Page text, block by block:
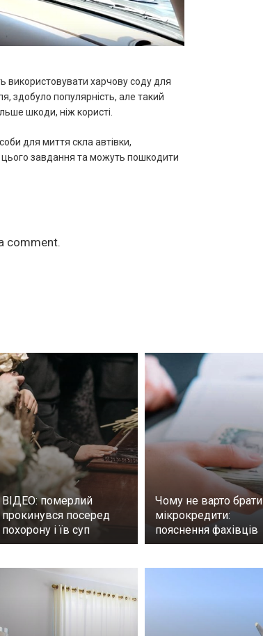
використовувати харчову соду для
здобуло популярність, але такий
шкоди, ніж користі.
для миття скла автівки,
завдання та можуть пошкодити
comment.
ВІДЕО: померлий
прокинувся посеред
похорону і їв суп
Чому не варто брати
мікрокредити:
пояснення фахівців